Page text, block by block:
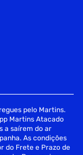
pelo Martins.
Martins Atacado
a saírem do ar
As condições
do Frete e Prazo de